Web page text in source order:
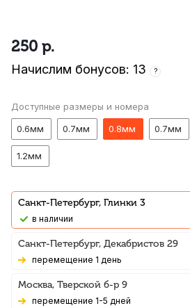
250 р.
Начислим бонусов: 13 ?
Доступные размеры и номера
0.6мм
0.7мм 0.8мм 0.7мм
1.2мм
Санкт-Петербург, Глинки 3
В наличии
Санкт-Петербург, Декабристов 29
Перемещение 1 день
Москва, Тверской б-р 9
Перемещение 1-5 дней